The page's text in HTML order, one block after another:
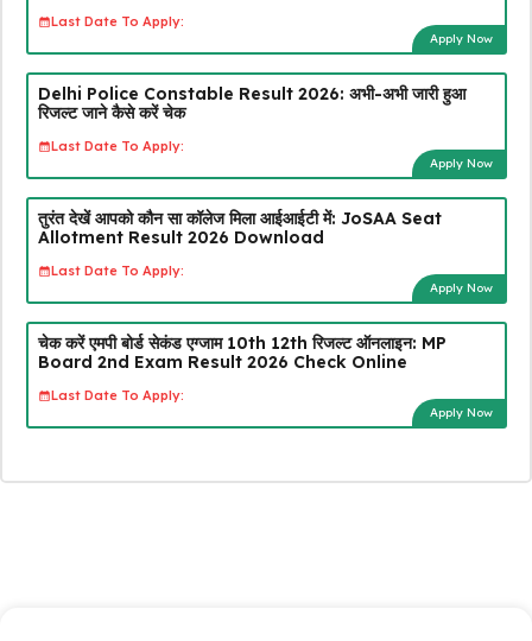
Last Date To Apply:
Apply Now
Delhi Police Constable Result 2026: अभी-अभी जारी हुआ
रिजल्ट जाने कैसे करें चेक
Last Date To Apply:
Apply Now
तुरंत देखें आपको कौन सा कॉलेज मिला आईआईटी में: JoSAA Seat
Allotment Result 2026 Download
Last Date To Apply:
Apply Now
चेक करें एमपी बोर्ड सेकंड एग्जाम 10th 12th रिजल्ट ऑनलाइन: MP
Board 2nd Exam Result 2026 Check Online
Last Date To Apply:
Apply Now